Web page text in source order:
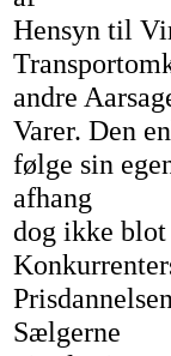
Hensyn til
andre
Varer. Den
følge sin
afhang
dog ikke blot
Sælgerne